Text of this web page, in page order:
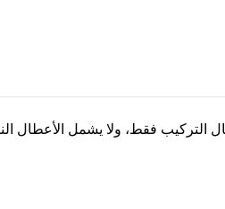
الناتجة عن أعمال التركيب فقط، ولا يشمل